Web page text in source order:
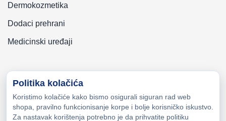
Dermokozmetika
Dodaci prehrani
Medicinski uređaji
Copyright © 2026 Zeni-Lijek Apoteka. Sva prava zadržana
Politika kolačića
Koristimo kolačiće kako bismo osigurali siguran rad web
shopa, pravilno funkcionisanje korpe i bolje korisničko iskustvo.
Za nastavak korištenja potrebno je da prihvatite politiku